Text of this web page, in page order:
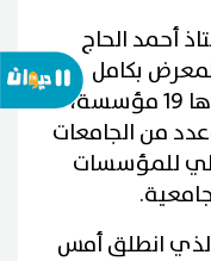
أحمد الحاج
بكامل
مؤسساتها الجامعية البالغ عددها 19 مؤسسة،
من الجامعات
للمؤسسات
انطلق أمس